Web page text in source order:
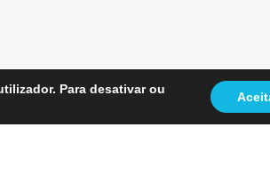
Para desativar ou